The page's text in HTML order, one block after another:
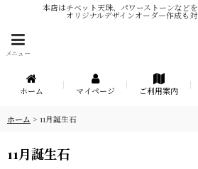
本店はチベット天珠、パワーストーンなど
オリジナルデザインオーダー作成も
メニュー
ホーム マイページ ご利用案内
ホーム > 11月誕生石
11月誕生石